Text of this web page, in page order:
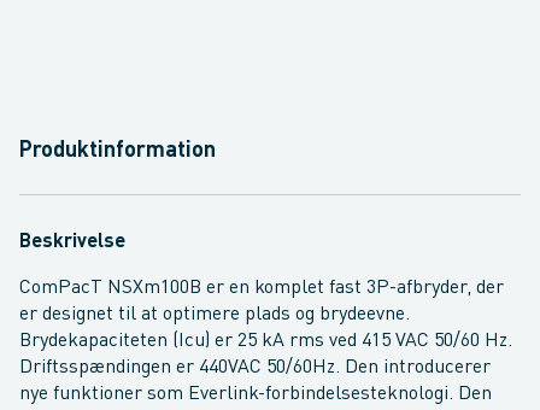
Produktinformation
Beskrivelse
ComPacT NSXm100B er en komplet fast 3P-afbryder, der
er designet til at optimere plads og brydeevne.
Brydekapaciteten (Icu) er 25 kA rms ved 415 VAC 50/60 Hz.
Driftsspændingen er 440VAC 50/60Hz. Den introducerer
nye funktioner som Everlink-forbindelsesteknologi. Den